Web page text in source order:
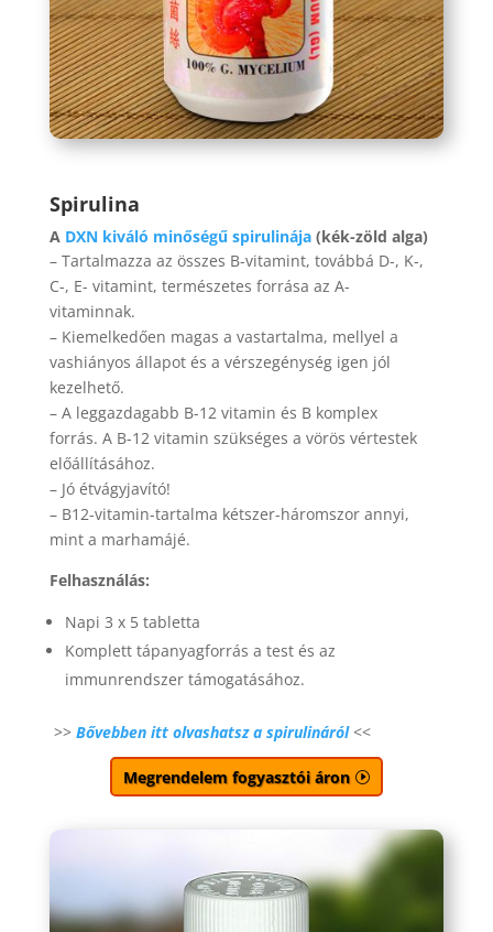
Spirulina
A DXN kiváló minőségű spirulinája(kék-zöld alga)
– Tartalmazza az összes B-vitamint, továbbá D-, K-,
C-, E- vitamint, természetes forrása az A-
vitaminnak.
– Kiemelkedően magas a vastartalma, mellyel a
vashiányos állapot és a vérszegénység igen jól
kezelhető.
– A leggazdagabb B-12 vitamin és B komplex
forrás. A B-12 vitamin szükséges a vörös vértestek
előállításához.
– Jó étvágyjavító!
– B12-vitamin-tartalma kétszer-háromszor annyi,
mint a marhamájé.
Felhasználás:
Napi 3 x 5 tabletta
Komplett tápanyagforrás a test és az
immunrendszer támogatásához.
>> Bővebben itt olvashatsz a spirulináról<<
Megrendelem fogyasztói áron